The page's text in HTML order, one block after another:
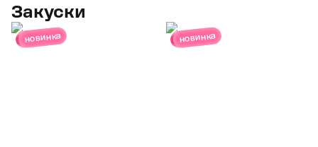
Закуски
новинка новинка